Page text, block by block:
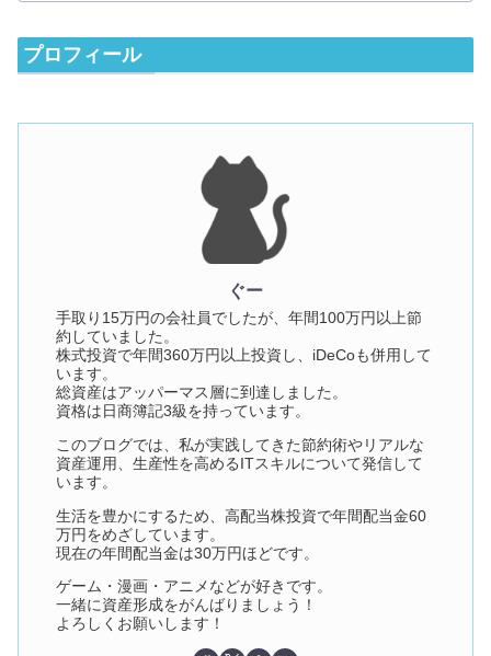
プロフィール
ぐー
手取り15万円の会社員でしたが、年間100万円以上節
約していました。
株式投資で年間360万円以上投資し、iDeCoも併用して
います。
総資産はアッパーマス層に到達しました。
資格は日商簿記3級を持っています。
このブログでは、私が実践してきた節約術やリアルな
資産運用、生産性を高めるITスキルについて発信して
います。
生活を豊かにするため、高配当株投資で年間配当金60
万円をめざしています。
現在の年間配当金は30万円ほどです。
ゲーム・漫画・アニメなどが好きです。
一緒に資産形成をがんばりましょう！
よろしくお願いします！